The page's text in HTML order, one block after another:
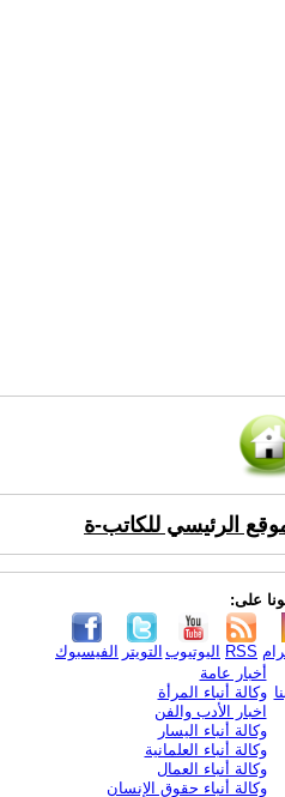
الرئيسي للكاتب-ة
على:
الفيسبوك التويتر اليوتيوب RSS
أخبار عامة
وكالة أنباء المرأة
اخبار الأدب والفن
وكالة أنباء اليسار
وكالة أنباء العلمانية
وكالة أنباء العمال
وكالة أنباء حقوق الإنسان